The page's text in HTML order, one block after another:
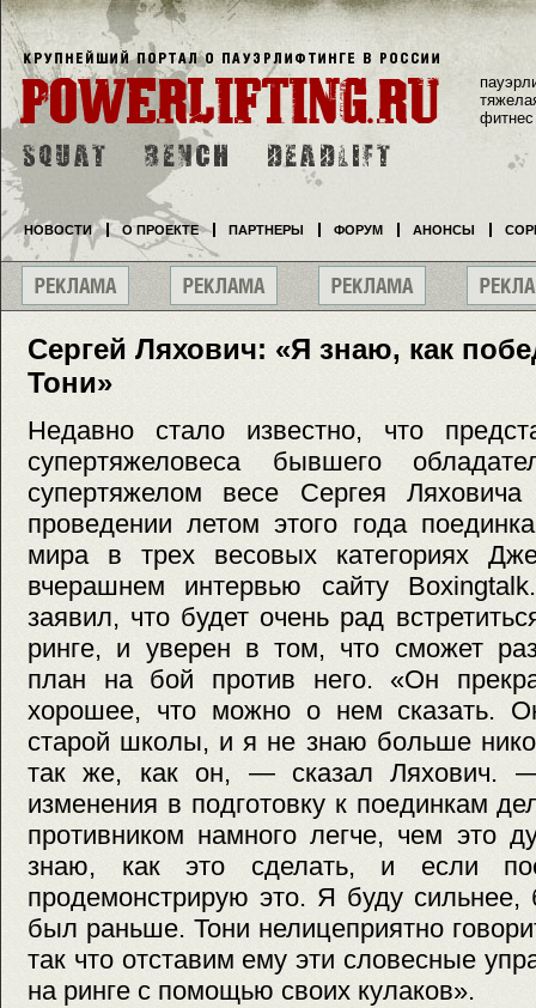
Сергей Ляхович: «Я знаю, как
Тони»
Недавно стало известно, что
супертяжеловеса бывшего
супертяжелом весе Сергея
проведении летом этого года
мира в трех весовых категориях
вчерашнем интервью сайту
заявил, что будет очень рад
ринге, и уверен в том, что сможет
план на бой против него. «Он
хорошее, что можно о нем сказать.
старой школы, и я не знаю больше
так же, как он, — сказал Ляхович.
изменения в подготовку к поединкам
противником намного легче, чем это
знаю, как это сделать, и если
продемонстрирую это. Я буду
был раньше. Тони нелицеприятно
так что отставим ему эти словесные
на ринге с помощью своих кулаков».
фитнес
НОВОСТИ О ПРОЕКТЕ ПАРТНЕРЫ ФОРУМ АНОНСЫ